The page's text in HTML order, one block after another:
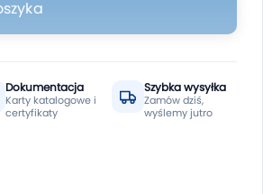
Dokumentacja
Karty katalogowe i
certyfikaty
Szybka wysyłka
Zamów dziś,
wyślemy jutro